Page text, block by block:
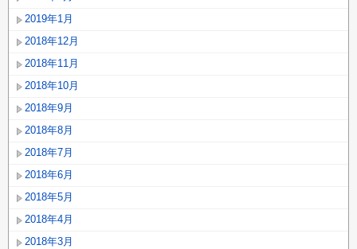
2019年1月
2018年12月
2018年11月
2018年10月
2018年9月
2018年8月
2018年7月
2018年6月
2018年5月
2018年4月
2018年3月